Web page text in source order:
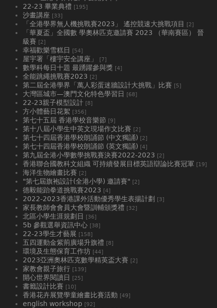
22-23 畢業典禮 [195]
沙畫講座 [33]
「全港學界無人機挑戰賽2023」 遙控競速大挑戰項目 [2]
「華夏盃」全國數 學奧林匹克邀請賽 2023 （華南賽區） 晉
級賽 [2]
幸福歡樂雪糕日 [54]
屋宇署「樓宇安全講座」 [7]
數學科每日十題 最踴躍參與獎 [4]
全能跳繩挑戰賽2023 [2]
第二屆全港學界「萬人彩蛋迷牆設計大挑戰」比賽 [5]
大灣區城市—澳門文化特色學習日 [68]
22-23親子模型設計 [8]
方小體藝日花絮 [356]
第七十五屆 香港學校音樂節 [9]
第十八屆小學生中英文現場作文比賽 [2]
第七十四屆香港學校朗誦節 (中文獨誦) [2]
第七十四屆香港學校朗誦節 (英文獨誦) [4]
第九屆全港小學數學挑戰賽決賽2022-2023 [2]
香港聯合國教科文組織 可持續發展目標英語辯論比賽冠軍 [19]
海洋生物繪畫比賽 [2]
"第七屆旗袍設計(全港小學) 邀請賽" [2]
德毅能跆拳道挑戰賽2023 [4]
2022-2023香港課外活動優秀學生表揚計劃 [3]
家長教師會會員大會暨訓輔頒獎禮 [32]
北區小學生涯規劃日 [36]
5b 參觀選舉資訊中心 [38]
22-23學生才藝展 [158]
五四運動金紫荊廣場升旗禮 [8]
環境及生態保育工作坊 [44]
2023亞洲奧林匹克數學精英盃大賽 [2]
家教會親子旅行 [139]
開心世界閱讀日 [25]
書籤設計比賽 [10]
香港花卉展覽學童繪畫比賽活動 [49]
english workshop [92]